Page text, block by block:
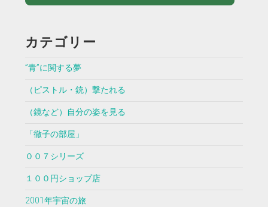
カテゴリー
”青”に関する夢
（ピストル・銃）撃たれる
（鏡など）自分の姿を見る
「徹子の部屋」
００７シリーズ
１００円ショップ店
2001年宇宙の旅